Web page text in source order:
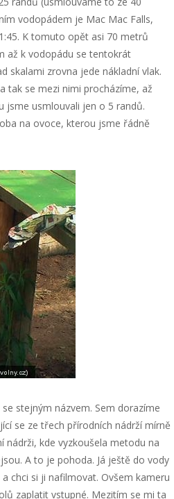
vodopádem je Mac Mac Falls,
K tomuto opět asi 70 metrů
až k vodopádu se tentokrát
skalami zrovna jede nákladní vlak.
tak se mezi nimi procházíme, až
jsme usmlouvali jen o 5 randů.
na ovoce, kterou jsme řádně
stejným názvem. Sem dorazíme
se ze třech přírodních nádrží mírně
nádrži, kde vyzkoušela metodu na
A to je pohoda. Já ještě do vody
chci si ji nafilmovat. Ovšem kameru
zaplatit vstupné. Mezitím se mi ta